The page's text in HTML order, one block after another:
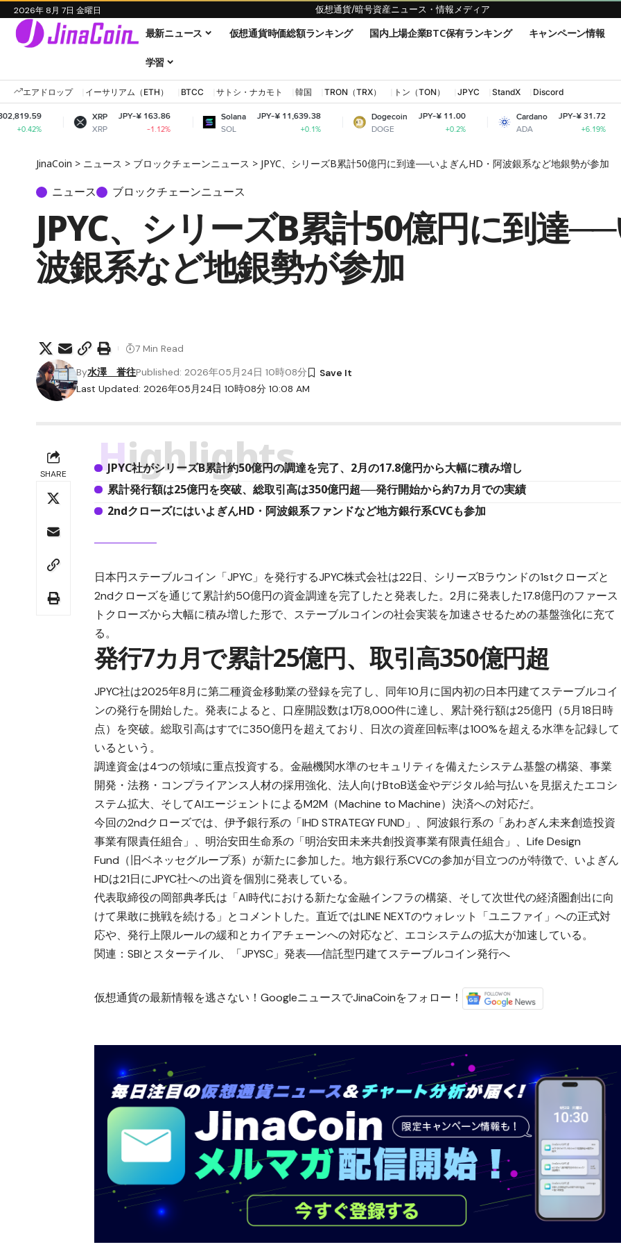
2026年 8月 7日 金曜日 仮想通貨/暗号資産ニュース・情報メディア
最新ニュース 仮想通貨時価総額ランキング 国内上場企業BTC保有ランキング キャンペーン情報
学習
エアドロップ イーサリアム（ETH） BTCC サトシ・ナカモト 韓国 TRON（TRX） トン（TON） JPYC StandX Discord
XRP
XRP
JPY-¥ 163.86
-1.12%
Solana
SOL
JPY-¥ 11,639.38
Dogecoin
DOGE
JPY-¥ 11.00
+0.2%
Cardano
ADA
JPY-¥ 31.72
+6.19%
Shiba
SHIB
JinaCoin > ニュース > ブロックチェーンニュース > JPYC、シリーズB累計50億円に到達──いよぎんHD・阿波銀系など地銀勢が参加
ニュース ブロックチェーンニュース
JPYC、シリーズB累計50億円に到達
波銀系など地銀勢が参加
Last Updated: 2026年05月24日 10時08分 10:08 AM
By水澤 誉往Published: 2026年05月24日 10時08分
7 Min Read
SHARE Highlights
JPYC社がシリーズB累計約50億円の調達を完了、2月の17.8億円から大幅に積み増し
累計発行額は25億円を突破、総取引高は350億円超──発行開始から約7カ月での実績
2ndクローズにはいよぎんHD・阿波銀系ファンドなど地方銀行系CVCも参加
日本円ステーブルコイン「JPYC 」を発行するJPYC株式会社は22日、シリーズBラウンドの1stクローズと
2ndクローズを通じて累計約50億円の資金調達を完了したと発表した。2月に発表した17.8億円のファース
トクローズから大幅に積み増した形で、ステーブルコインの社会実装を加速させるための基盤強化に充て
る。
発行7カ月で累計25億円、取引高350億円超
JPYC社は2025年8月に第二種資金移動業の登録を完了し、同年10月に国内初の日本円建てステーブルコイ
ンの発行を開始した。発表によると、口座開設数は1万8,000件に達し、累計発行額は25億円（5月18日時
点）を突破。総取引高はすでに350億円を超えており、日次の資産回転率は100%を超える水準を記録して
いるという。
調達資金は4つの領域に重点投資する。金融機関水準のセキュリティを備えたシステム基盤の構築、事業
開発・法務・コンプライアンス人材の採用強化、法人向けBtoB送金やデジタル給与払いを見据えたエコシ
ステム拡大、そしてAIエージェントによるM2M（Machine to Machine）決済への対応だ。
今回の2ndクローズでは、伊予銀行系の「IHD STRATEGY FUND」、阿波銀行系の「あわぎん未来創造投資
事業有限責任組合」、明治安田生命系の「明治安田未来共創投資事業有限責任組合」、Life Design
Fund（旧ベネッセグループ系）が新たに参加した。地方銀行系CVCの参加が目立つのが特徴で、 いよぎん
HDは21日にJPYC社への出資を個別に発表している。
代表取締役の岡部典孝氏は「AI時代における新たな金融インフラの構築、そして次世代の経済圏創出に向
けて果敢に挑戦を続ける」とコメントした。直近ではLINE NEXTのウォレット「ユニファイ」への正式対
応や、発行上限ルールの緩和とカイアチェーンへの対応など、エコシステムの拡大が加速している。
関連：SBIとスターテイル、「JPYSC」発表──信託型円建てステーブルコイン発行へ
仮想通貨の最新情報を逃さない！GoogleニュースでJinaCoinをフォロー！